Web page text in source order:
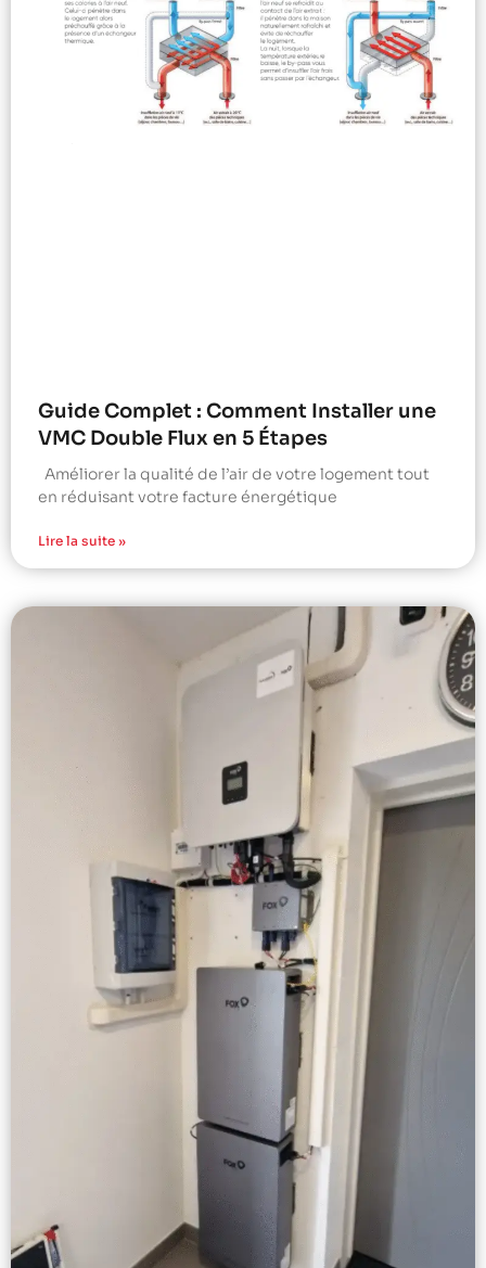
Guide Complet : Comment Installer une
VMC Double Flux en 5 Étapes
Améliorer la qualité de l’air de votre logement tout
en réduisant votre facture énergétique
Lire la suite »